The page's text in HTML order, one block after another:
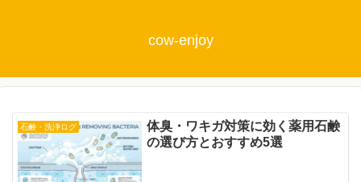
cow-enjoy
石鹸・洗浄ログ
体臭・ワキガ対策に効く薬用石鹸
の選び方とおすすめ5選